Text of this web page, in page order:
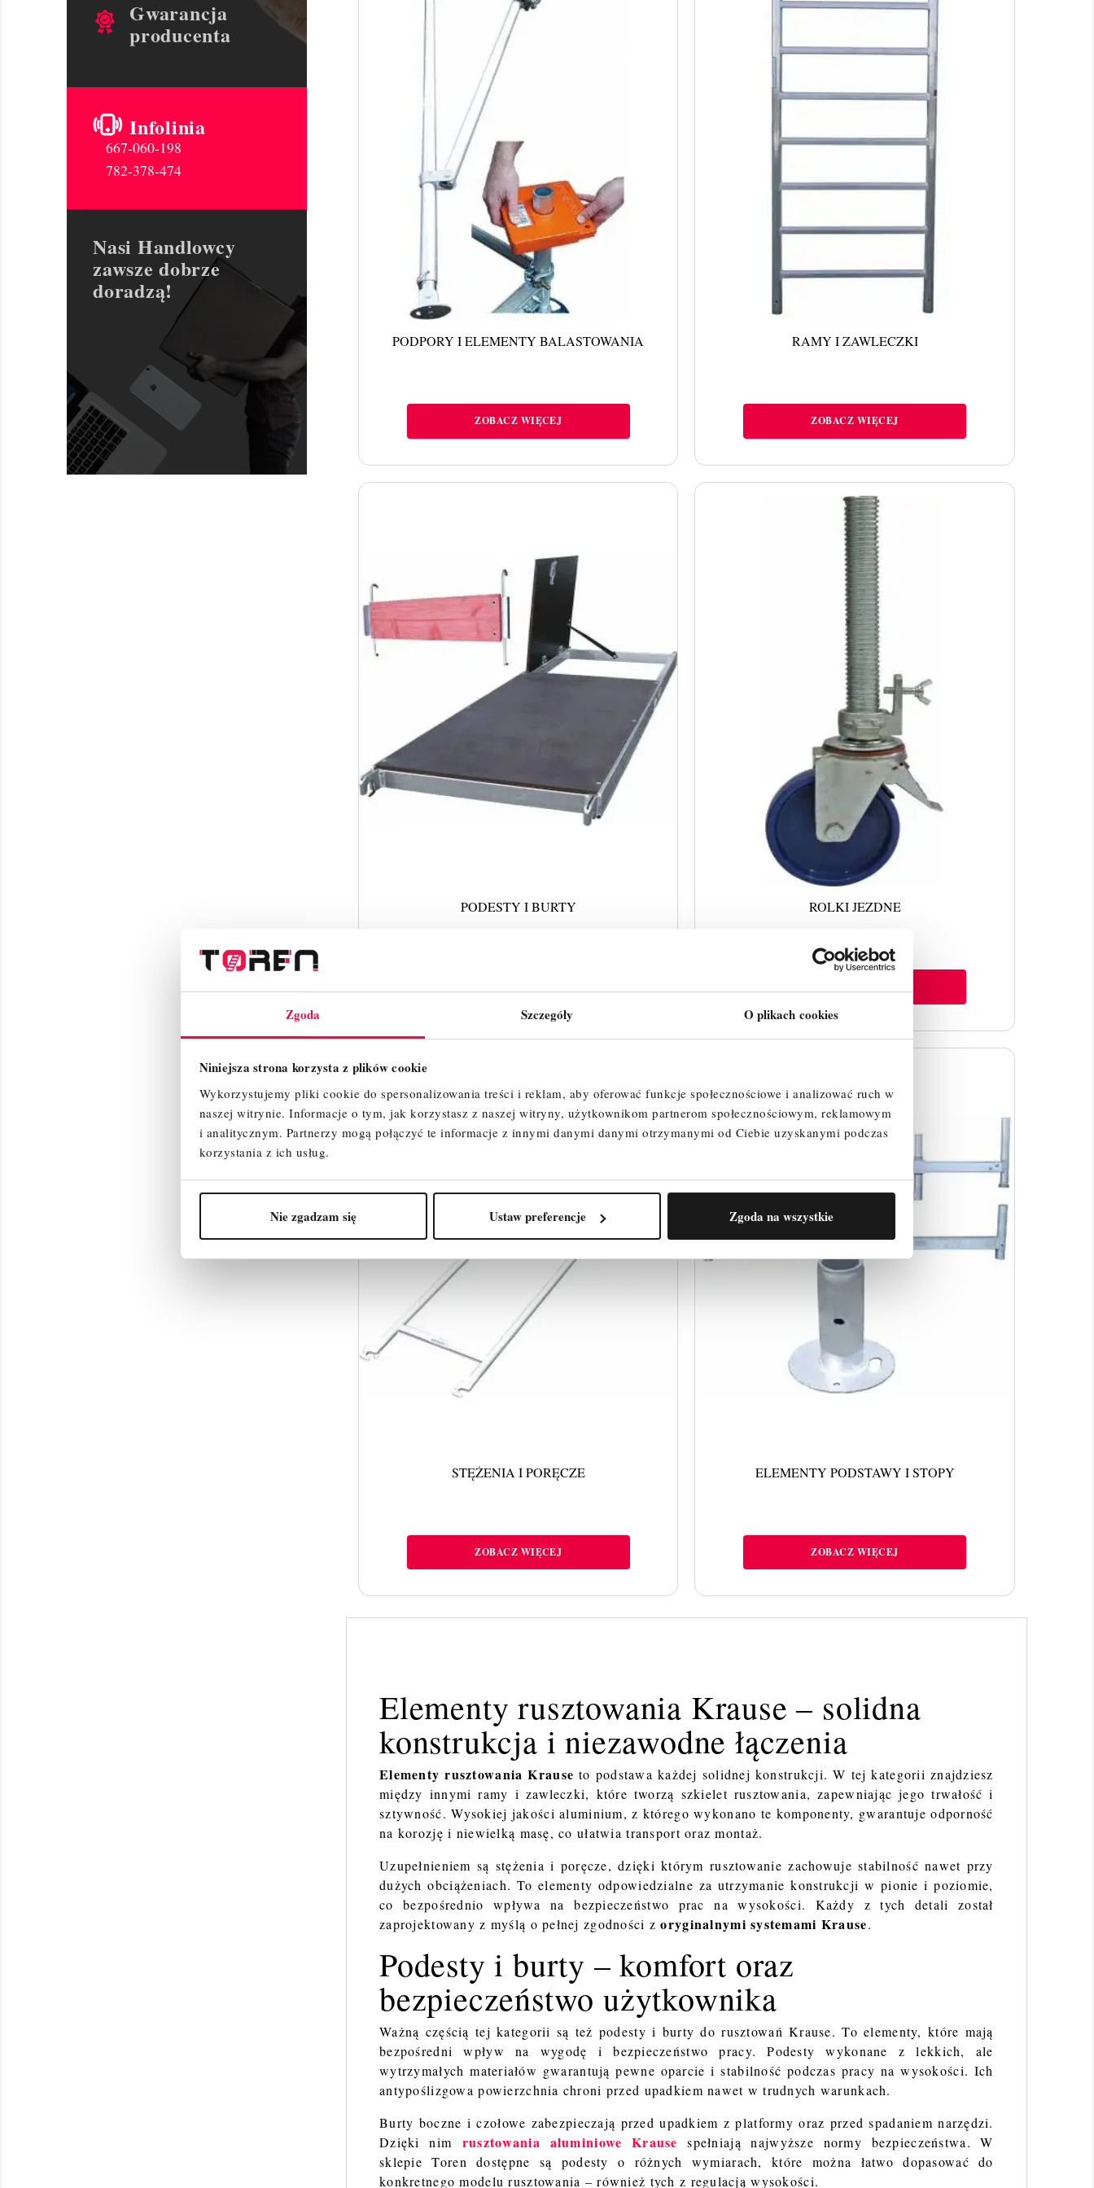
Zgoda Szczegóły O plikach cookies
Niniejsza strona korzysta z plików cookie
Wykorzystujemy pliki cookie do spersonalizowania treści i reklam, aby oferować funkcje społecznościowe i analizować ruch w
naszej witrynie. Informacje o tym, jak korzystasz z naszej witryny, użytkownikom partnerom społecznościowym, reklamowym
i analitycznym. Partnerzy mogą połączyć te informacje z innymi danymi danymi otrzymanymi od Ciebie uzyskanymi podczas
korzystania z ich usług.
Nie zgadzam się Ustaw preferencje Zgoda na wszystkie
Gwarancja
producenta
Infolinia
667-060-198
782-378-474
Nasi Handlowcy
zawsze dobrze
doradzą!
PODPORY I ELEMENTY BALASTOWANIA
ZOBACZ WIĘCEJ
RAMY I ZAWLECZKI
ZOBACZ WIĘCEJ
PODESTY I BURTY ROLKI JEZDNE
STĘŻENIA I PORĘCZE
ZOBACZ WIĘCEJ
ELEMENTY PODSTAWY I STOPY
ZOBACZ WIĘCEJ
Elementy rusztowania Krause – solidna
konstrukcja i niezawodne łączenia
Elementy rusztowania Krause to podstawa każdej solidnej konstrukcji. W tej kategorii znajdziesz
między innymi ramy i zawleczki, które tworzą szkielet rusztowania, zapewniając jego trwałość i
sztywność. Wysokiej jakości aluminium, z którego wykonano te komponenty, gwarantuje odporność
na korozję i niewielką masę, co ułatwia transport oraz montaż.
Uzupełnieniem są stężenia i poręcze, dzięki którym rusztowanie zachowuje stabilność nawet przy
dużych obciążeniach. To elementy odpowiedzialne za utrzymanie konstrukcji w pionie i poziomie,
co bezpośrednio wpływa na bezpieczeństwo prac na wysokości. Każdy z tych detali został
zaprojektowany z myślą o pełnej zgodności z oryginalnymi systemami Krause.
Podesty i burty – komfort oraz
bezpieczeństwo użytkownika
Ważną częścią tej kategorii są też podesty i burty do rusztowań Krause. To elementy, które mają
bezpośredni wpływ na wygodę i bezpieczeństwo pracy. Podesty wykonane z lekkich, ale
wytrzymałych materiałów gwarantują pewne oparcie i stabilność podczas pracy na wysokości. Ich
antypoślizgowa powierzchnia chroni przed upadkiem nawet w trudnych warunkach.
Burty boczne i czołowe zabezpieczają przed upadkiem z platformy oraz przed spadaniem narzędzi.
Dzięki nim rusztowania aluminiowe Krause spełniają najwyższe normy bezpieczeństwa. W
sklepie Toren dostępne są podesty o różnych wymiarach, które można łatwo dopasować do
konkretnego modelu rusztowania – również tych z regulacją wysokości.